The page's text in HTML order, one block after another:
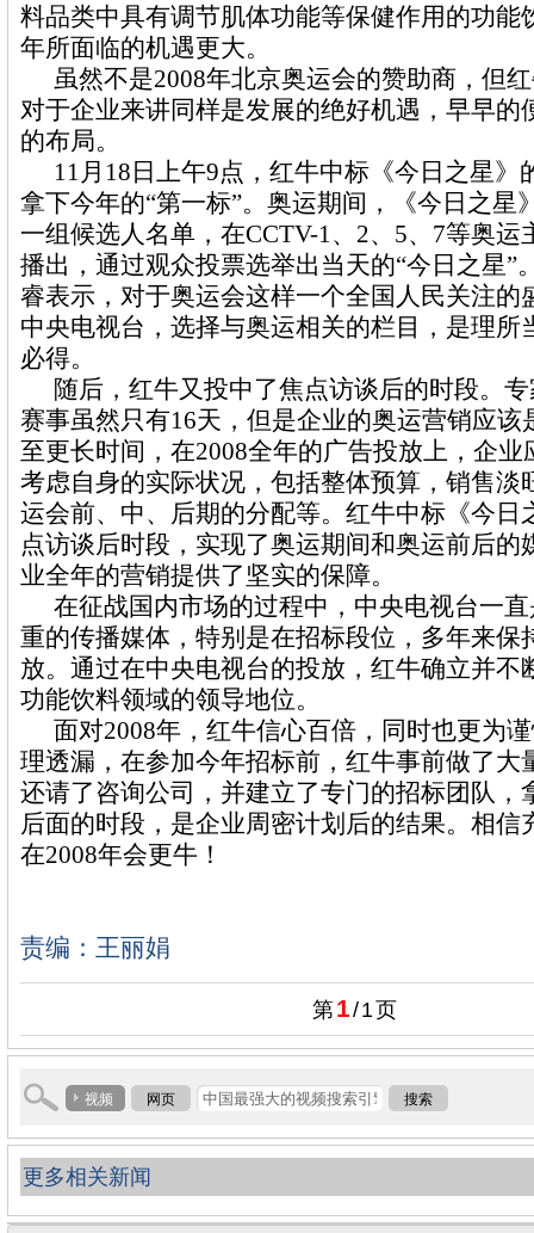
料品类中具有调节肌体功能等保健作用的功能
年所面临的机遇更大。
虽然不是2008年北京奥运会的赞助商，但
对于企业来讲同样是发展的绝好机遇，早早的
的布局。
11 月 18 日 上午9点，红牛中标《今日之星》
拿下今年的“第一标”。奥运期间，《今日之星
一组候选人名单，在CCTV-1 、 2、 5、 7等奥运
播出，通过观众投票选举出当天的“今日之星”
睿表示，对于奥运会这样一个全国人民关注的
中央电视台，选择与奥运相关的栏目，是理所
必得。
随后，红牛又投中了焦点访谈后的时段。
赛事虽然只有16天，但是企业的奥运营销应该
至更长时间，在2008全年的广告投放上，企业
考虑自身的实际状况，包括整体预算，销售淡
运会前、中、后期的分配等。红牛中标《今日
点访谈后时段，实现了奥运期间和奥运前后的
业全年的营销提供了坚实的保障。
在征战国内市场的过程中，中央电视台一
重的传播媒体，特别是在招标段位，多年来保
放。通过在中央电视台的投放，红牛确立并不
功能饮料领域的领导地位。
面对2008年，红牛信心百倍，同时也更为
理透漏，在参加今年招标前，红牛事前做了大
还请了咨询公司，并建立了专门的招标团队，
后面的时段，是企业周密计划后的结果。相信
在2008年会更牛！
责编：王丽娟
第1/1页
视频 网页 搜索
更多相关新闻